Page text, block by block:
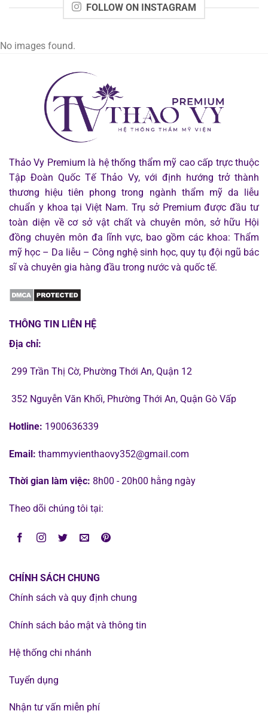
FOLLOW ON INSTAGRAM
No images found.
Thảo Vy Premium là hệ thống thẩm mỹ cao cấp trực thuộc
Tập Đoàn Quốc Tế Thảo Vy, với định hướng trở thành
thương hiệu tiên phong trong ngành thẩm mỹ da liễu
chuẩn y khoa tại Việt Nam. Trụ sở Premium được đầu tư
toàn diện về cơ sở vật chất và chuyên môn, sở hữu Hội
đồng chuyên môn đa lĩnh vực, bao gồm các khoa: Thẩm
mỹ học – Da liễu – Công nghệ sinh học, quy tụ đội ngũ bác
sĩ và chuyên gia hàng đầu trong nước và quốc tế.
THÔNG TIN LIÊN HỆ
Địa chỉ:
299 Trần Thị Cờ, Phường Thới An, Quận 12
352 Nguyễn Văn Khối, Phường Thới An, Quận Gò Vấp
Hotline: 1900636339
Email: thammyvienthaovy352@gmail.com
Thời gian làm việc: 8h00 - 20h00 hằng ngày
Theo dõi chúng tôi tại:
CHÍNH SÁCH CHUNG
Chính sách và quy định chung
Chính sách bảo mật và thông tin
Hệ thống chi nhánh
Tuyển dụng
Nhận tư vấn miễn phí